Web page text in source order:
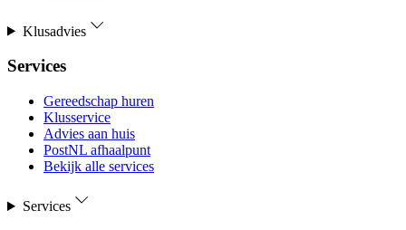
Klusadvies
Services
Gereedschap huren
Klusservice
Advies aan huis
PostNL afhaalpunt
Bekijk alle services
Services